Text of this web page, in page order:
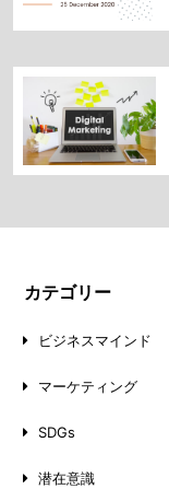
カテゴリー
ビジネスマインド
マーケティング
SDGs
潜在意識